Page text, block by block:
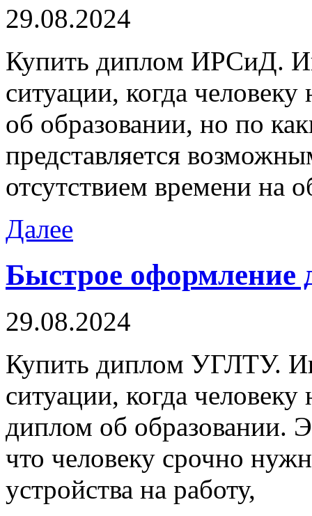
29.08.2024
Купить диплoм ИРСиД.
ситуации, когда
об образовании, но по
представляется
отсутствием времени на
Далее
Быстрое оформление
29.08.2024
Купить диплoм УГЛТУ.
ситуации, когда
диплом об образовании.
что человеку срочно
устройства на работу,